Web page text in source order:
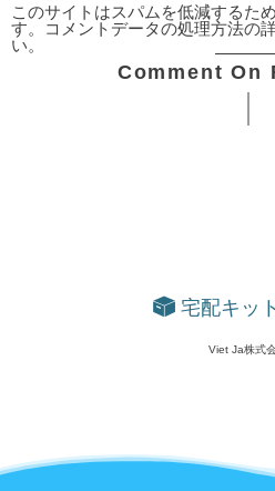
このサイトはスパムを低減するた
す。
コメントデータの処理方法の
い。
Comment On
宅配キッ
Viet Ja株式